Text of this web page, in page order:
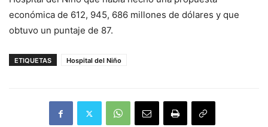
económica de 612, 945, 686 millones de dólares y que
obtuvo un puntaje de 87.
ETIQUETAS Hospital del Niño